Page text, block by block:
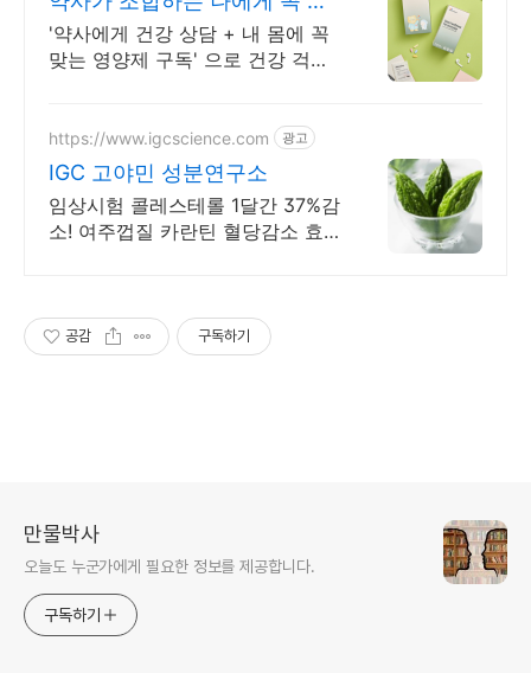
는 맞춤형 영양제.
'약사에게 건강 상담 + 내 몸에 꼭
맞는 영양제 구독' 으로 건강 걱정
https://www.igcscience.com 광고
IGC 고야민 성분연구소
임상시험 콜레스테롤 1달간 37%감
소! 여주껍질 카란틴 혈당감소 효
공감 구독하기
만물박사
오늘도 누군가에게 필요한 정보를 제공합니다.
구독하기